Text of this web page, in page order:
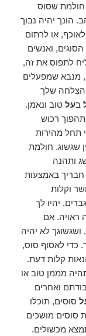
חולמת שסוס
הונך יהיה נבוך
או לרתום
ואנשים
לתפוס את זה,
מנבא שמפעלים
ההצלחה שלך
בעל טוב ונאמן.
רכוש
תחל מהירות
שגשוג. חולמת
ותהנה
באמצעות
וקלות
יהיו לך
ראויה. אם
לא יהיה
כדי לאסוף סוס,
קלות דעת.
מממן טוב או
ואחרים
סוסים, תוכלו
סוסים מושכים
מכשולים.